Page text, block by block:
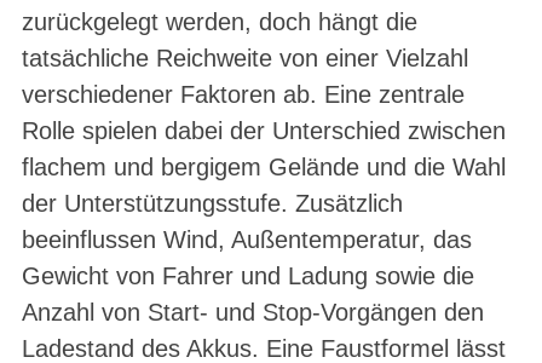
zurückgelegt werden, doch hängt die
tatsächliche Reichweite von einer Vielzahl
verschiedener Faktoren ab. Eine zentrale
Rolle spielen dabei der Unterschied zwischen
flachem und bergigem Gelände und die Wahl
der Unterstützungsstufe. Zusätzlich
beeinflussen Wind, Außentemperatur, das
Gewicht von Fahrer und Ladung sowie die
Anzahl von Start- und Stop-Vorgängen den
Ladestand des Akkus. Eine Faustformel lässt